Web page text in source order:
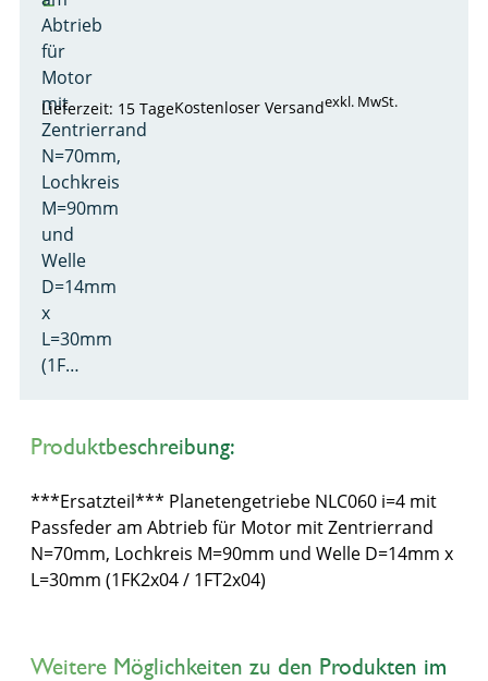
Abtrieb
für
Motor
mit
Zentrierrand
N=70mm,
Lochkreis
M=90mm
und
Welle
D=14mm
x
L=30mm
(1F…
Lieferzeit: 15 TageKostenloser Versandexkl. MwSt.
Produktbeschreibung:
***Ersatzteil*** Planetengetriebe NLC060 i=4 mit
Passfeder am Abtrieb für Motor mit Zentrierrand
N=70mm, Lochkreis M=90mm und Welle D=14mm x
L=30mm (1FK2x04 / 1FT2x04)
Weitere Möglichkeiten zu den Produkten im